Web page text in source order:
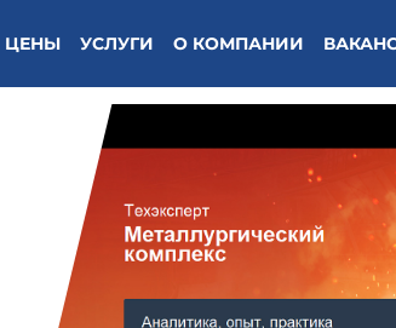
ЦЕНЫ УСЛУГИ О КОМПАНИИ